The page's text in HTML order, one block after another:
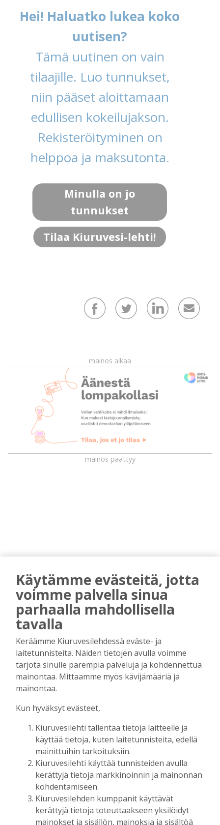
Hei! Haluatko lukea koko
uutisen?
Tämä uutinen on vain
tilaajille. Luo tunnukset,
niin pääset aloittamaan
edullisen kokeilujakson.
Rekisteröityminen on
helppoa ja maksutonta.
Minulla on jo
tunnukset
Tilaa Kiuruvesi-lehti!
mainos alkaa
mainos päättyy
Kansalaisopiston ja Harkka-kerhojen
uudet lukuvuodet ovat alkamassa –
rehtori Maija-Leena Kemppaisella on
kuitenkin myös huolenaiheita
Tilaajille
Aku Laatikainen 7.8.2026 09:00
Uuden televisiosarjan kuvauksissa käy
hyörinä – Katso kuvista, miltä
näyttää
Hanna Soini 31.7.2026 14:51
Kauppojen perustaminen maaseudulle
sallittiin 1860-luvun alussa – vähitellen
kaupanteko levittäytyi koko Kiuruvedelle
Tilaajille
Jouko Kokkonen 31.7.2026 12:00
Perinteiset Eloajelut järjestetään ensi
Käytämme evästeitä, jotta
voimme palvella sinua
parhaalla mahdollisella
tavalla
Keräämme Kiuruvesilehdessä eväste- ja
laitetunnisteita. Näiden tietojen avulla voimme
tarjota sinulle parempia palveluja ja kohdennettua
mainontaa. Mittaamme myös kävijämääriä ja
mainontaa.
Kun hyväksyt evästeet,
Kiuruvesilehti tallentaa tietoja laitteelle ja
käyttää tietoja, kuten laitetunnisteita, edellä
mainittuihin tarkoituksiin.
Kiuruvesilehti käyttää tunnisteiden avulla
kerättyjä tietoja markkinoinnin ja mainonnan
kohdentamiseen.
Kiuruvesilehden kumppanit käyttävät
kerättyjä tietoja toteuttaakseen yksilöidyt
mainokset ja sisällön, mainoksia ja sisältöä